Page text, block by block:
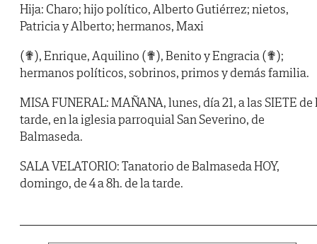
Hija: Charo; hijo político, Alberto Gutiérrez; nietos,
Patricia y Alberto; hermanos, Maxi
(✟), Enrique, Aquilino (✟), Benito y Engracia (✟);
hermanos políticos, sobrinos, primos y demás familia.
MISA FUNERAL: MAÑANA, lunes, día 21, a las SIETE de
tarde, en la iglesia parroquial San Severino, de
Balmaseda.
SALA VELATORIO: Tanatorio de Balmaseda HOY,
domingo, de 4 a 8h. de la tarde.